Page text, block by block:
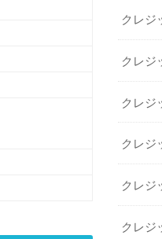
クレジ
クレジ
クレジ
クレジ
クレジ
クレジ